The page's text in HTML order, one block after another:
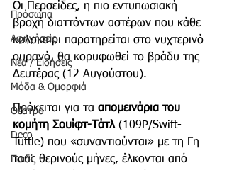
Πρόσωπα
Αφηγήσεις
Νέα / Ειδήσεις
Μόδα & Ομορφιά
Θέατρο
Deco
Παιδί
Οι Περσείδες, η πιο εντυπωσιακή
βροχή διαττόντων αστέρων που κάθε
καλοκαίρι παρατηρείται στο νυχτερινό
ουρανό, θα κορυφωθεί το βράδυ της
Δευτέρας (12 Αυγούστου).
Πρόκειται για τα απομεινάρια του
κομήτη Σουίφτ-Τάτλ (109P/Swift-
Tuttle) που «συναντιούνται» με τη Γη
τους θερινούς μήνες, έλκονται από